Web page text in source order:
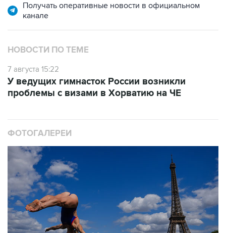
НОВОСТИ ПО ТЕМЕ
7 августа 15:22
проблемы с визами в Хорватию на ЧЕ